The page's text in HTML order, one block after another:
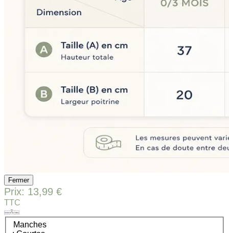
Fermer
Prix: 13,99 €
TTC
Manches